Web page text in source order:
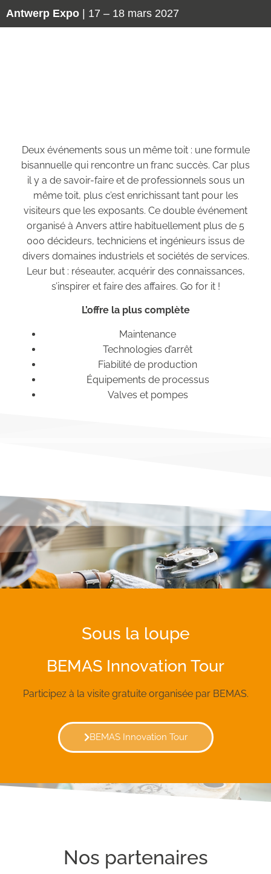
Antwerp Expo | 17 – 18 mars 2027
Deux événements sous un même toit : une formule
bisannuelle qui rencontre un franc succès. Car plus
il y a de savoir-faire et de professionnels sous un
même toit, plus c’est enrichissant tant pour les
visiteurs que les exposants. Ce double événement
organisé à Anvers attire habituellement plus de 5
000 décideurs, techniciens et ingénieurs issus de
divers domaines industriels et sociétés de services.
Leur but : réseauter, acquérir des connaissances,
s’inspirer et faire des affaires. Go for it !
L’offre la plus complète
Maintenance
Technologies d’arrêt
Fiabilité de production
Équipements de processus
Valves et pompes
Sous la loupe
BEMAS Innovation Tour
Participez à la visite gratuite organisée par BEMAS.
BEMAS Innovation Tour
Nos partenaires